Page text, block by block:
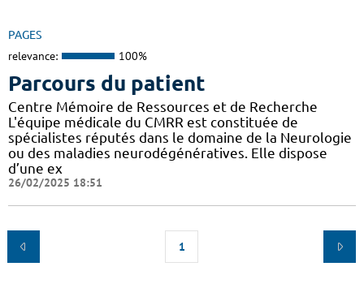
PAGES
relevance: 100%
Parcours du patient
Centre Mémoire de Ressources et de Recherche
L'équipe médicale du CMRR est constituée de
spécialistes réputés dans le domaine de la Neurologie
ou des maladies neurodégénératives. Elle dispose
d’une ex
26/02/2025 18:51
1